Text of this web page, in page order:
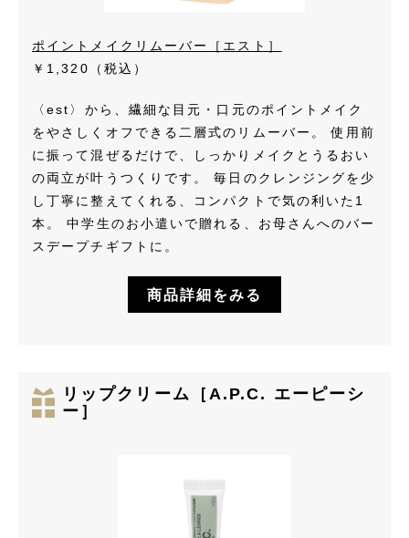
ポイントメイクリムーバー［エスト］
￥1,320（税込）
〈est〉から、繊細な目元・口元のポイントメイク
をやさしくオフできる二層式のリムーバー。 使用前
に振って混ぜるだけで、しっかりメイクとうるおい
の両立が叶うつくりです。 毎日のクレンジングを少
し丁寧に整えてくれる、コンパクトで気の利いた1
本。 中学生のお小遣いで贈れる、お母さんへのバー
スデープチギフトに。
商品詳細をみる
リップクリーム［A.P.C. エーピーシ
ー］